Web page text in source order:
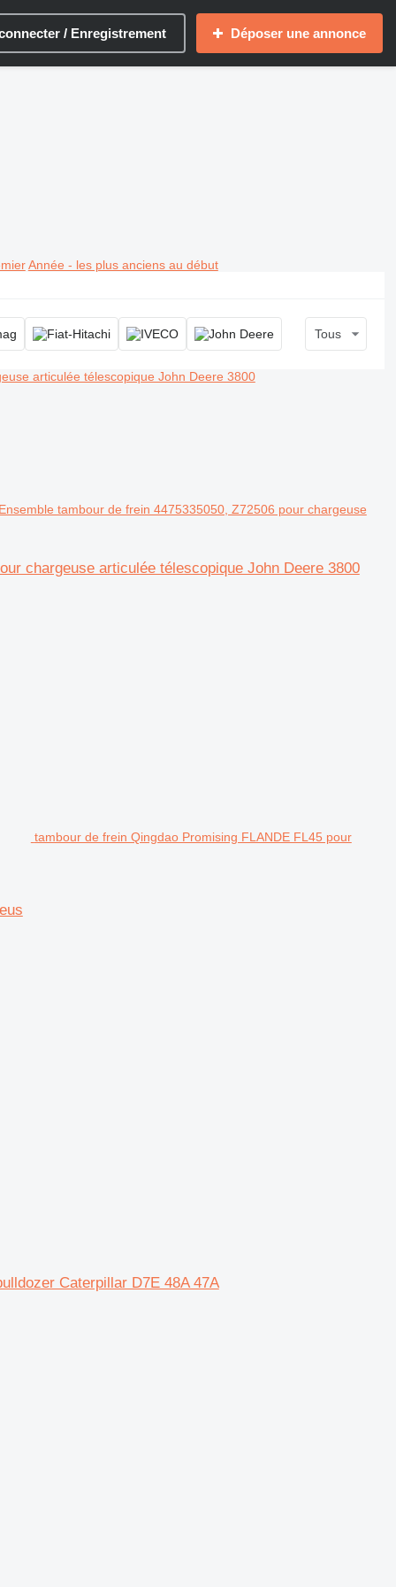
/ Enregistrement Déposer une annonce
Année - les plus anciens au début
Tous
tambour de frein 4475335050, Z72506 pour chargeuse
chargeuse articulée télescopique John Deere 3800
tambour de frein Qingdao Promising FLANDE FL45 pour
Caterpillar D7E 48A 47A